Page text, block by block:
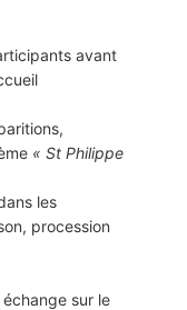
avant
« St Philippe
les
procession
sur le